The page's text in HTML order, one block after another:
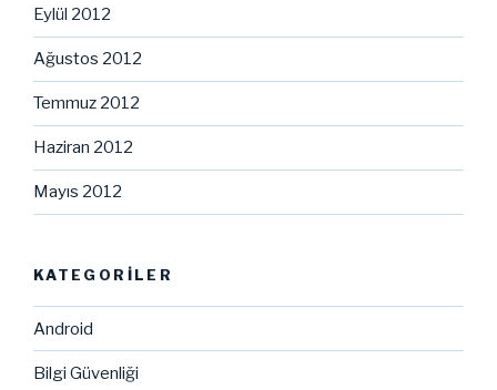
Eylül 2012
Ağustos 2012
Temmuz 2012
Haziran 2012
Mayıs 2012
KATEGORILER
Android
Bilgi Güvenliği